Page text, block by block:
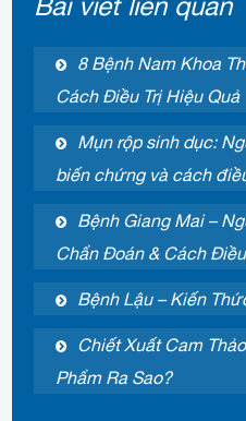
8 Bệnh Nam Khoa
Cách Điều Trị Hiệu Quả
Mụn rộp sinh dục:
biến chứng và cách
Bệnh Giang Mai –
Chẩn Đoán & Cách
Bệnh Lậu – Kiến
Chiết Xuất Cam
Phẩm Ra Sao?